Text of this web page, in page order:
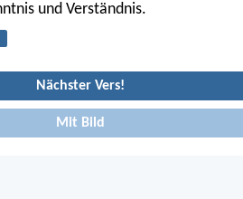
und Verständnis.
Nächster Vers!
Mit Bild